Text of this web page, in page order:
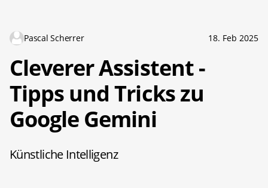
Pascal Scherrer 18. Feb 2025
Cleverer Assistent -
Tipps und Tricks zu
Google Gemini
Künstliche Intelligenz